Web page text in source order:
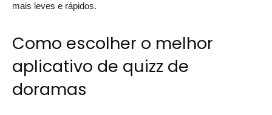
mais leves e rápidos.
Como escolher o melhor
aplicativo de quizz de
doramas